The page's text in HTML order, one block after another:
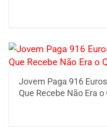
Jovem Paga 916
Que Recebe Não Era